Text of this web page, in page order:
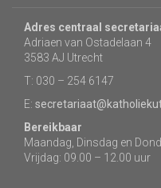
Adres centraal
Adriaen van Ostadelaan 4
3583 AJ Utrecht
T: 030 – 254 6147
E:
Bereikbaar
Maandag, Dinsdag en
Vrijdag: 09.00 – 12.00 uur